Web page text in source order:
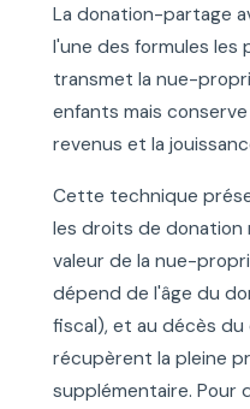
La donation-partage
l'une des formules les
transmet la nue-
enfants mais
revenus et la
Cette technique
les droits de donation
valeur de la nue-
dépend de l'âge du
fiscal), et au décès
récupèrent la pleine
supplémentaire. Pour